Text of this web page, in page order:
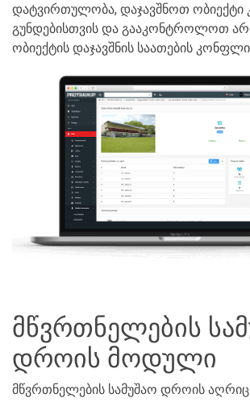
დატვირთულობა, დაჯავშნოთ ობიექტი
გუნდებისთვის და გააკონტროლოთ
ობიექტის დაჯავშნის საათების
მწვრთნელების
დროის მოდული
მწვრთნელების სამუშაო დროის